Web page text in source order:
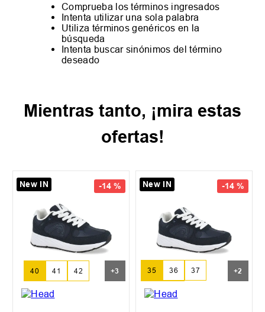
Comprueba los términos ingresados
Intenta utilizar una sola palabra
Utiliza términos genéricos en la
búsqueda
Intenta buscar sinónimos del término
deseado
Mientras tanto, ¡mira estas
ofertas!
-14 %
New IN
40 41 42 +3
-14 %
New IN
35 36 37
38 39
+2